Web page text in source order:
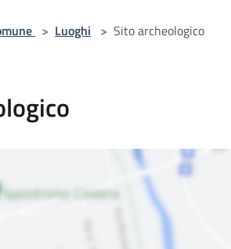
> Luoghi > Sito archeologico